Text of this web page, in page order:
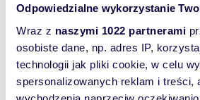
Odpowiedzialne wykorzystanie
Wraz z naszymi 1022 partnerami
osobiste dane, np. adres IP,
technologii jak pliki cookie, w celu
spersonalizowanych reklam i treści,